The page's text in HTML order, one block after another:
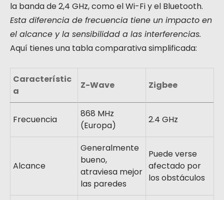
la banda de 2,4 GHz, como el Wi-Fi y el Bluetooth.
Esta diferencia de frecuencia tiene un impacto en
el alcance y la sensibilidad a las interferencias.
Aquí tienes una tabla comparativa simplificada:
Característic
a
Z-Wave Zigbee
Frecuencia
868 MHz
(Europa)
2.4 GHz
Alcance
Generalmente
bueno,
atraviesa mejor
las paredes
Puede verse
afectado por
los obstáculos